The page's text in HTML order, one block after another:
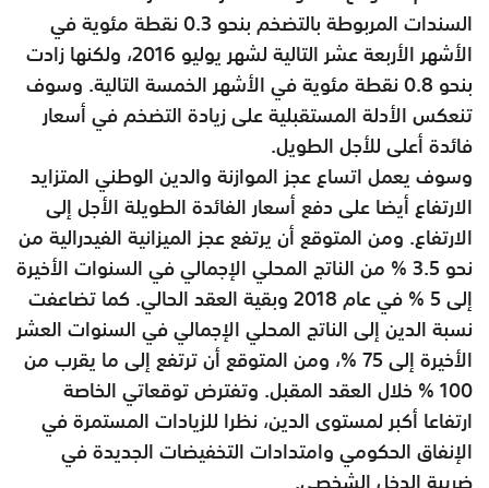
السندات المربوطة بالتضخم بنحو 0.3 نقطة مئوية في
الأشهر الأربعة عشر التالية لشهر يوليو 2016، ولكنها زادت
بنحو 0.8 نقطة مئوية في الأشهر الخمسة التالية. وسوف
تنعكس الأدلة المستقبلية على زيادة التضخم في أسعار
فائدة أعلى للأجل الطويل.
وسوف يعمل اتساع عجز الموازنة والدين الوطني المتزايد
الارتفاع أيضا على دفع أسعار الفائدة الطويلة الأجل إلى
الارتفاع. ومن المتوقع أن يرتفع عجز الميزانية الفيدرالية من
نحو 3.5 % من الناتج المحلي الإجمالي في السنوات الأخيرة
إلى 5 % في عام 2018 وبقية العقد الحالي. كما تضاعفت
نسبة الدين إلى الناتج المحلي الإجمالي في السنوات العشر
الأخيرة إلى 75 %، ومن المتوقع أن ترتفع إلى ما يقرب من
100 % خلال العقد المقبل. وتفترض توقعاتي الخاصة
ارتفاعا أكبر لمستوى الدين، نظرا للزيادات المستمرة في
الإنفاق الحكومي وامتدادات التخفيضات الجديدة في